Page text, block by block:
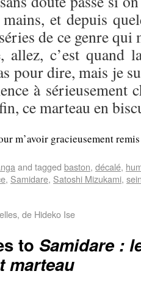
et depuis
de ce genre
c’est quand
pour dire, mais je
à sérieusement
ce marteau en
m’avoir gracieusement
and tagged baston, décalé,
, Samidare, Satoshi Mizukami,
de Hideko Ise
to Samidare :
marteau